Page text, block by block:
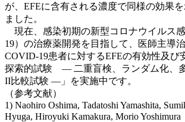
が、EFEに含有される濃度で同様の効果
ました。
現在、感染初期の新型コロナウイルス
19）の治療薬開発を目指して、医師主導
COVID-19患者に対するEFEの有効性及び
探索的試験 ― 二重盲検、ランダム化、多
II比較試験 ―」を実施中です。
（参考文献）
1) Naohiro Oshima, Tadatoshi Yamashita,
Hyuga, Hiroyuki Kamakura, Morio Yoshimura